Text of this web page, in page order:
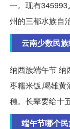
一。现有
州的三都水族自
云南少数民
纳西族端午节 纳
枣糯米饭,喝雄黄
穗。长辈要给十
端午节哪个